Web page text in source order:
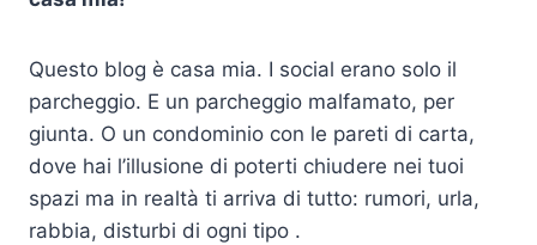
Questo blog è casa mia. I social erano solo il
parcheggio. E un parcheggio malfamato, per
giunta. O un condominio con le pareti di carta,
dove hai l’illusione di poterti chiudere nei tuoi
spazi ma in realtà ti arriva di tutto: rumori, urla,
rabbia, disturbi di ogni tipo .